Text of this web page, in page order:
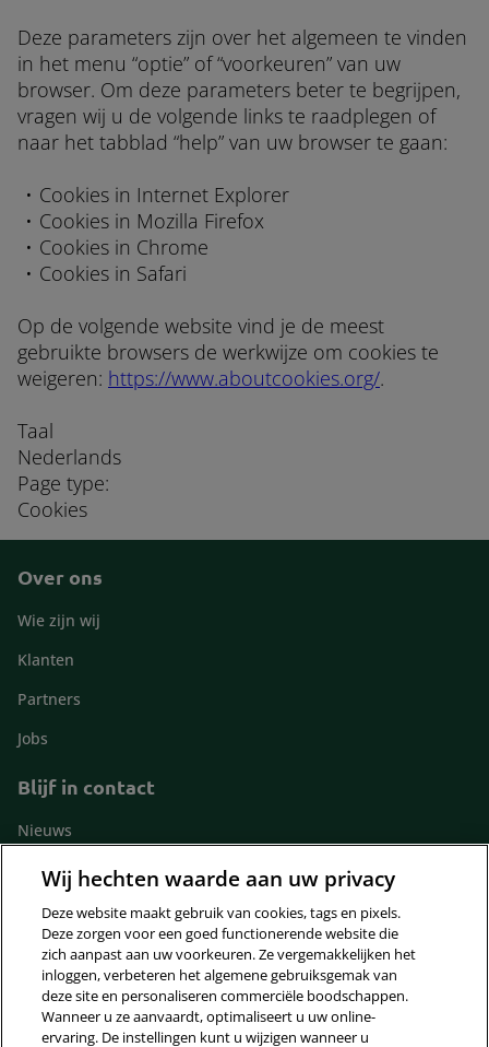
Deze parameters zijn over het algemeen te vinden
in het menu “optie” of “voorkeuren” van uw
browser. Om deze parameters beter te begrijpen,
vragen wij u de volgende links te raadplegen of
naar het tabblad “help” van uw browser te gaan:
Cookies in Internet Explorer
Cookies in Mozilla Firefox
Cookies in Chrome
Cookies in Safari
Op de volgende website vind je de meest
gebruikte browsers de werkwijze om cookies te
weigeren: https://www.aboutcookies.org/.
Taal
Nederlands
Page type:
Cookies
Over ons
Footer
Wie zijn wij
Klanten
Partners
Jobs
Blijf in contact
Footer
contact
Nieuws
Contact
Volg ons
Footer
socials
Disclaimer
Verzekering Algemene Voorwaarden
Wij hechten waarde aan uw privacy
Deze website maakt gebruik van cookies, tags en pixels.
Deze zorgen voor een goed functionerende website die
zich aanpast aan uw voorkeuren. Ze vergemakkelijken het
inloggen, verbeteren het algemene gebruiksgemak van
deze site en personaliseren commerciële boodschappen.
Wanneer u ze aanvaardt, optimaliseert u uw online-
ervaring. De instellingen kunt u wijzigen wanneer u